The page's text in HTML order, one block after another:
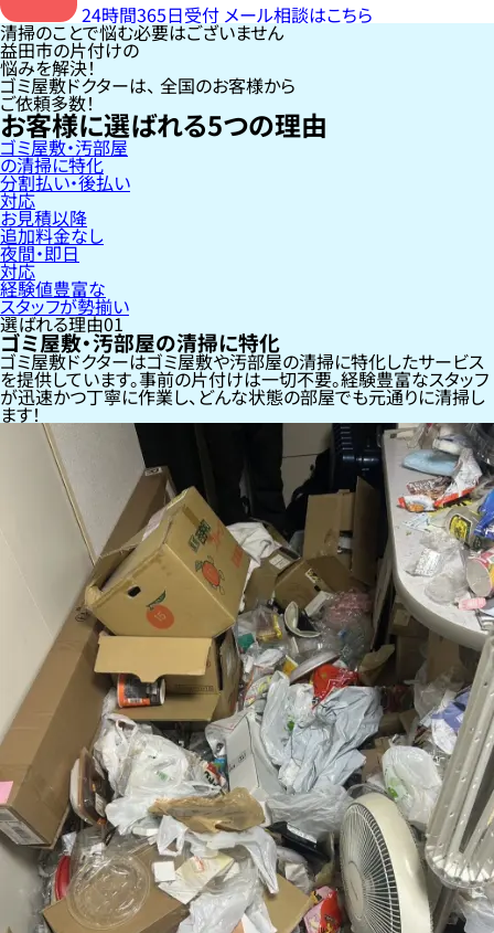
24時間365日受付 メール相談はこちら
清掃のことで悩む必要はございません
益田市の片付けの
悩みを解決！
ゴミ屋敷ドクターは、 全国のお客様から
ご依頼多数！
お客様に選ばれる5つの理由
ゴミ屋敷・汚部屋
の清掃に特化
分割払い・後払い
対応
お見積以降
追加料金なし
夜間・即日
対応
経験値豊富な
スタッフが勢揃い
選ばれる理由01
ゴミ屋敷・汚部屋の清掃に特化
ゴミ屋敷ドクターはゴミ屋敷や汚部屋の清掃に特化したサービス
を提供しています。事前の片付けは一切不要。経験豊富なスタッフ
が迅速かつ丁寧に作業し、どんな状態の部屋でも元通りに清掃し
ます！